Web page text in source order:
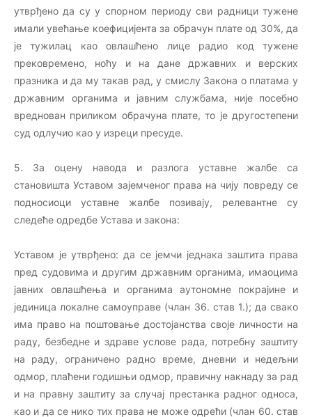
утврђено да су у спорном периоду сви радници тужене
имали увећање коефицијента за обрачун плате од 30%, да
је тужилац као овлашћено лице радио код тужене
прековремено, ноћу и на дане државних и верских
празника и да му такав рад, у смислу Закона о платама у
државним органима и јавним службама, није посебно
вреднован приликом обрачуна плате, то је другостепени
суд одлучио као у изреци пресуде.
5. За оцену навода и разлога уставне жалбе са
становишта Уставом зајемченог права на чију повреду се
подносиоци уставне жалбе позивају, релевантне су
следеће одредбе Устава и закона:
Уставом је утврђено: да се јемчи једнака заштита права
пред судовима и другим државним органима, имаоцима
јавних овлашћења и органима аутономне покрајине и
јединица локалне самоуправе (члан 36. став 1.); да свако
има право на поштовање достојанства своје личности на
раду, безбедне и здраве услове рада, потребну заштиту
на раду, ограничено радно време, дневни и недељни
одмор, плаћени годишњи одмор, правичну накнаду за рад
и на правну заштиту за случај престанка радног односа,
као и да се нико тих права не може одрећи (члан 60. став